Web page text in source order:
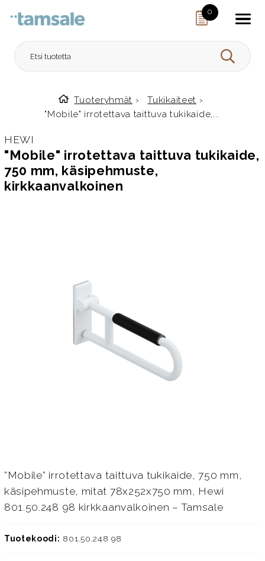
0
HAE
Etusivulle
Tuoteryhmät › Tukikaiteet ›
"Mobile" irrotettava taittuva tukikaide,...
HEWI
"Mobile" irrotettava taittuva tukikaide,
750 mm, käsipehmuste,
kirkkaanvalkoinen
”Mobile” irrotettava taittuva tukikaide, 750 mm,
käsipehmuste, mitat 78x252x750 mm, Hewi
801.50.248 98 kirkkaanvalkoinen – Tamsale
Tuotekoodi: 801.50.248 98